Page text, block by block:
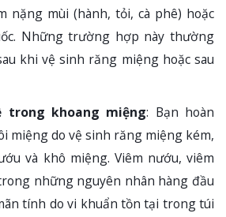
nặng mùi (hành, tỏi, cà phê) hoặc
Những trường hợp này thường
khi vệ sinh răng miệng hoặc sau
trong khoang miệng: Bạn hoàn
miệng do vệ sinh răng miệng kém,
và khô miệng. Viêm nướu, viêm
những nguyên nhân hàng đầu
tính do vi khuẩn tồn tại trong túi